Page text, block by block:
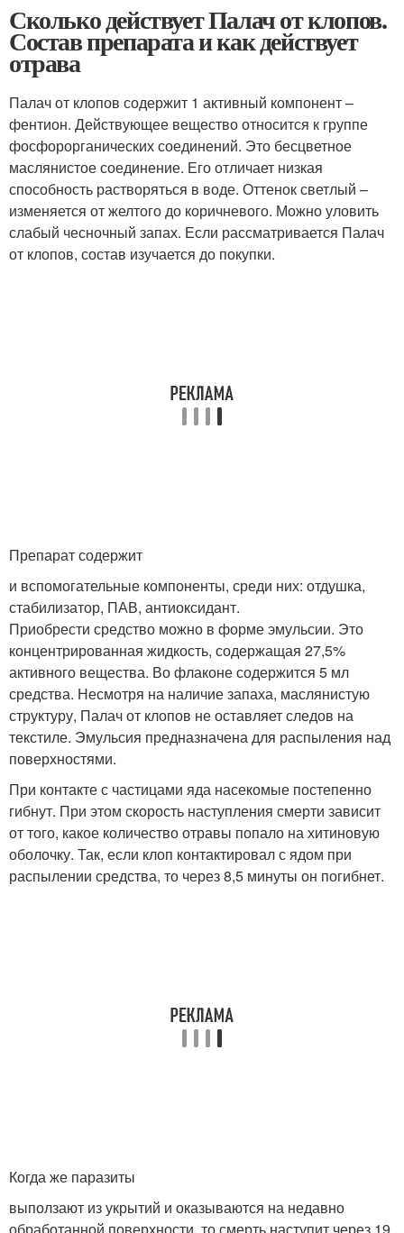
Сколько действует Палач от клопов.
Состав препарата и как действует
отрава
Палач от клопов содержит 1 активный компонент –
фентион. Действующее вещество относится к группе
фосфорорганических соединений. Это бесцветное
маслянистое соединение. Его отличает низкая
способность растворяться в воде. Оттенок светлый –
изменяется от желтого до коричневого. Можно уловить
слабый чесночный запах. Если рассматривается Палач
от клопов, состав изучается до покупки.
Препарат содержит
и вспомогательные компоненты, среди них: отдушка,
стабилизатор, ПАВ, антиоксидант.
Приобрести средство можно в форме эмульсии. Это
концентрированная жидкость, содержащая 27,5%
активного вещества. Во флаконе содержится 5 мл
средства. Несмотря на наличие запаха, маслянистую
структуру, Палач от клопов не оставляет следов на
текстиле. Эмульсия предназначена для распыления над
поверхностями.
При контакте с частицами яда насекомые постепенно
гибнут. При этом скорость наступления смерти зависит
от того, какое количество отравы попало на хитиновую
оболочку. Так, если клоп контактировал с ядом при
распылении средства, то через 8,5 минуты он погибнет.
Когда же паразиты
выползают из укрытий и оказываются на недавно